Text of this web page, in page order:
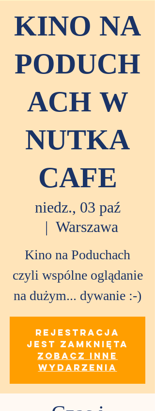
KINO NA
PODUCH
ACH W
NUTKA
CAFE
niedz., 03 paź
  |
Warszawa
Kino na Poduchach
czyli wspólne oglądanie
na dużym... dywanie :-)
Rejestracja
jest zamknięta
Zobacz inne
wydarzenia